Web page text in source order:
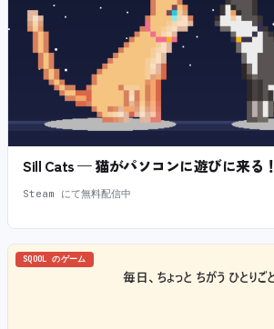
Sill Cats — 猫がパソコンに遊びに来る！
Steam にて無料配信中
SQOOL のゲーム